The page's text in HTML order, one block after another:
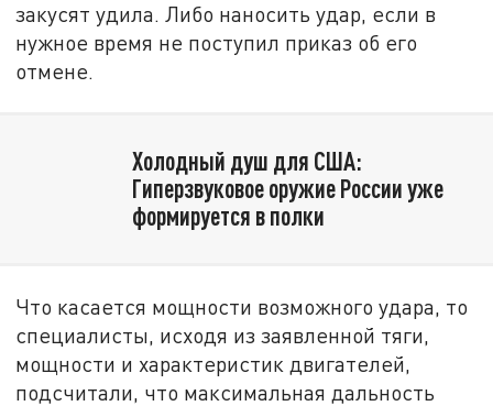
закусят удила. Либо наносить удар, если в
нужное время не поступил приказ об его
отмене.
Холодный душ для США:
Гиперзвуковое оружие России уже
формируется в полки
Что касается мощности возможного удара, то
специалисты, исходя из заявленной тяги,
мощности и характеристик двигателей,
подсчитали, что максимальная дальность